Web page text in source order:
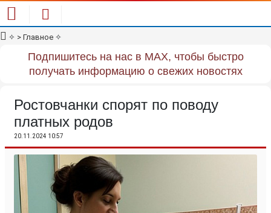
✧ > Главное ✧
Подпишитесь на нас в MAX, чтобы быстро
получать информацию о свежих новостях
Ростовчанки спорят по поводу
платных родов
20.11.2024 10:57